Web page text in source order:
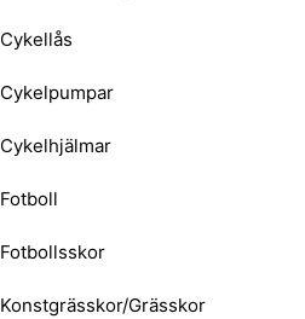
Cykellås
Cykelpumpar
Cykelhjälmar
Fotboll
Fotbollsskor
Konstgrässkor/Grässkor